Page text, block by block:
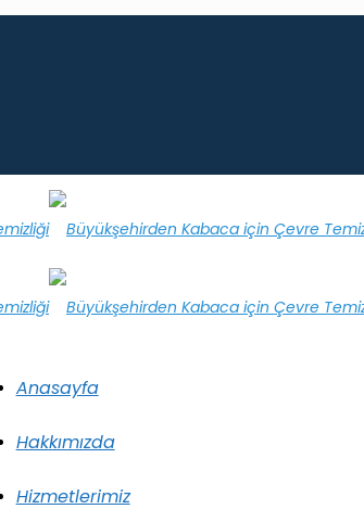
Anasayfa
Hakkımızda
Hizmetlerimiz